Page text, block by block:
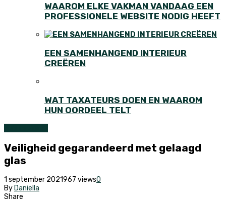
WAAROM ELKE VAKMAN VANDAAG EEN
PROFESSIONELE WEBSITE NODIG HEEFT
EEN SAMENHANGEND INTERIEUR
CREËREN
WAT TAXATEURS DOEN EN WAAROM
HUN OORDEEL TELT
Veiligheid gegarandeerd met gelaagd
glas
1 september 2021967 views0
By Daniella
Share